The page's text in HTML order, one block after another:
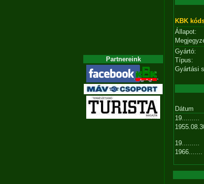
Partnereink
KBK
Állapot:
Gyártó:
Típus:
Gyártási
Dátum
19.........
19.........
1966.......